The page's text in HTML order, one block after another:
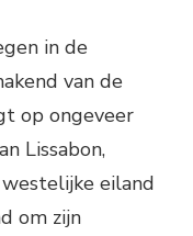
in de
van de
op ongeveer
Lissabon,
eiland
om zijn